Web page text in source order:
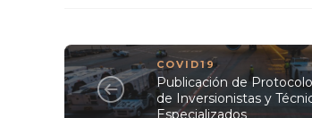
COVID19
Publicación de
de Inversionistas y
Especializados